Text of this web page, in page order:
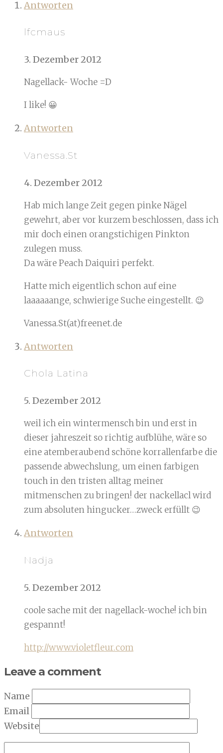
Antworten
lfcmaus
3. Dezember 2012
Nagellack- Woche =D
I like! 😀
Antworten
Vanessa.St
4. Dezember 2012
Hab mich lange Zeit gegen pinke Nägel
gewehrt, aber vor kurzem beschlossen, dass ich
mir doch einen orangstichigen Pinkton
zulegen muss.
Da wäre Peach Daiquiri perfekt.
Hatte mich eigentlich schon auf eine
laaaaaange, schwierige Suche eingestellt. 😉
Vanessa.St(at)freenet.de
Antworten
Chola Latina
5. Dezember 2012
weil ich ein wintermensch bin und erst in
dieser jahreszeit so richtig aufblühe, wäre so
eine atemberaubend schöne korrallenfarbe die
passende abwechslung, um einen farbigen
touch in den tristen alltag meiner
mitmenschen zu bringen! der nackellacl wird
zum absoluten hingucker…zweck erfüllt 😉
Antworten
Nadja
5. Dezember 2012
coole sache mit der nagellack-woche! ich bin
gespannt!
http://www.violetfleur.com
Leave a comment
Name
Email
Website